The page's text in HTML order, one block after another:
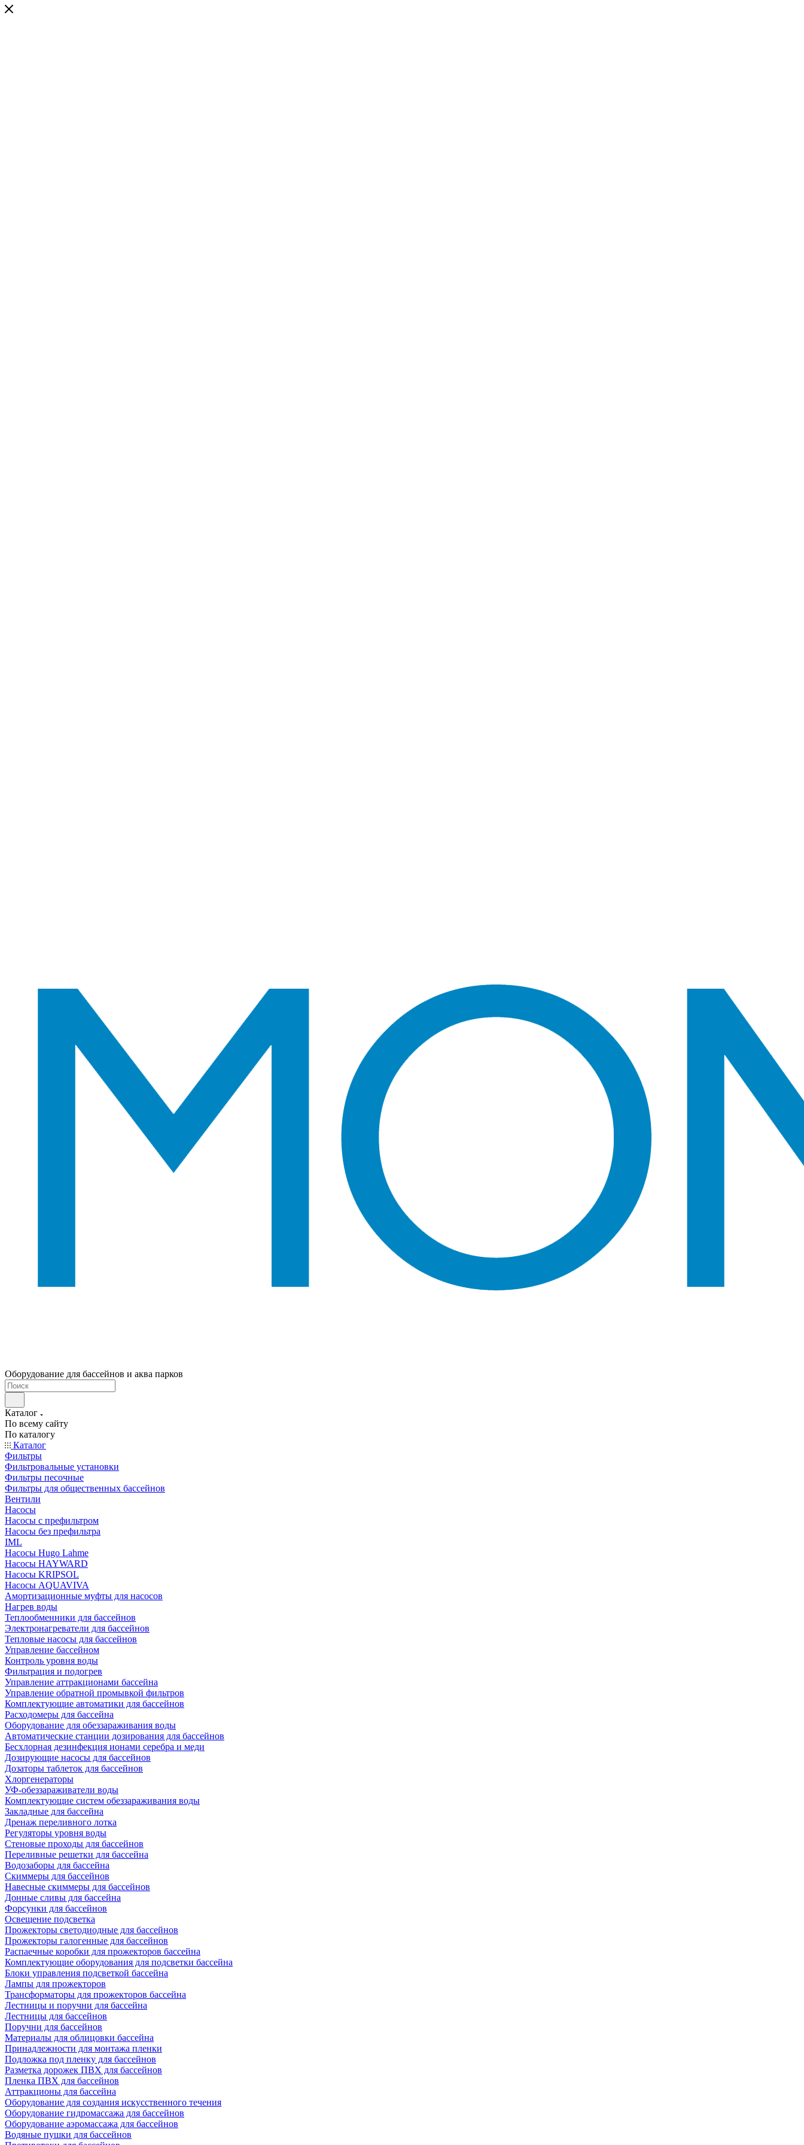
Оборудование для бассейнов и аква парков
Каталог
По всему сайту
По каталогу
Каталог
Фильтры
Фильтровальные установки
Фильтры песочные
Фильтры для общественных бассейнов
Вентили
Насосы
Насосы с префильтром
Насосы без префильтра
IML
Насосы Hugo Lahme
Насосы HAYWARD
Насосы KRIPSOL
Насосы AQUAVIVA
Амортизационные муфты для насосов
Нагрев воды
Теплообменники для бассейнов
Электронагреватели для бассейнов
Тепловые насосы для бассейнов
Управление бассейном
Контроль уровня воды
Фильтрация и подогрев
Управление аттракционами бассейна
Управление обратной промывкой фильтров
Комплектующие автоматики для бассейнов
Расходомеры для бассейна
Оборудование для обеззараживания воды
Автоматические станции дозирования для бассейнов
Беcхлорная дезинфекция ионами серебра и меди
Дозирующие насосы для бассейнов
Дозаторы таблеток для бассейнов
Хлоргенераторы
УФ-обеззараживатели воды
Комплектующие систем обеззараживания воды
Закладные для бассейна
Дренаж переливного лотка
Регуляторы уровня воды
Стеновые проходы для бассейнов
Переливные решетки для бассейна
Водозаборы для бассейна
Скиммеры для бассейнов
Навесные скиммеры для бассейнов
Донные сливы для бассейна
Форсунки для бассейнов
Освещение подсветка
Прожекторы светодиодные для бассейнов
Прожекторы галогенные для бассейнов
Распаечные коробки для прожекторов бассейна
Комплектующие оборудования для подсветки бассейна
Блоки управления подсветкой бассейна
Лампы для прожекторов
Трансформаторы для прожекторов бассейна
Лестницы и поручни для бассейна
Лестницы для бассейнов
Поручни для бассейнов
Материалы для облицовки бассейна
Принадлежности для монтажа пленки
Подложка под пленку для бассейнов
Разметка дорожек ПВХ для бассейнов
Пленка ПВХ для бассейнов
Аттракционы для бассейна
Оборудование для создания искусственного течения
Оборудование гидромассажа для бассейнов
Оборудование аэромассажа для бассейнов
Водяные пушки для бассейнов